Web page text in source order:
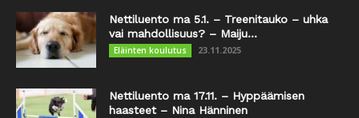
Nettiluento ma 5.1. – Treenitauko – uhka
vai mahdollisuus? – Maiju...
Eläinten koulutus 23.11.2025
Nettiluento ma 17.11. – Hyppäämisen
haasteet – Nina Hänninen